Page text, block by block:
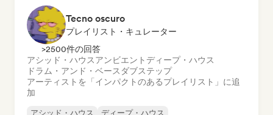
Tecno oscuro
プレイリスト・キュレーター
>2500件の回答
アシッド・ハウスアンビエントディープ・ハウス
ドラム・アンド・ベース ダブステップ
アーティストを「インパクトのあるプレイリスト」に追
加
アシッド・ハウス
ディープ・ハウス